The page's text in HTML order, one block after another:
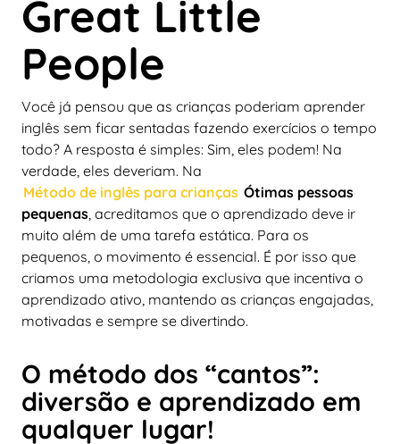
Great Little
People
Você já pensou que as crianças poderiam aprender
inglês sem ficar sentadas fazendo exercícios o tempo
todo? A resposta é simples: Sim, eles podem! Na
verdade, eles deveriam. Na
Método de inglês para crianças Ótimas pessoas
pequenas , acreditamos que o aprendizado deve ir
muito além de uma tarefa estática. Para os
pequenos, o movimento é essencial. É por isso que
criamos uma metodologia exclusiva que incentiva o
aprendizado ativo, mantendo as crianças engajadas,
motivadas e sempre se divertindo.
O método dos “cantos”:
diversão e aprendizado em
qualquer lugar!